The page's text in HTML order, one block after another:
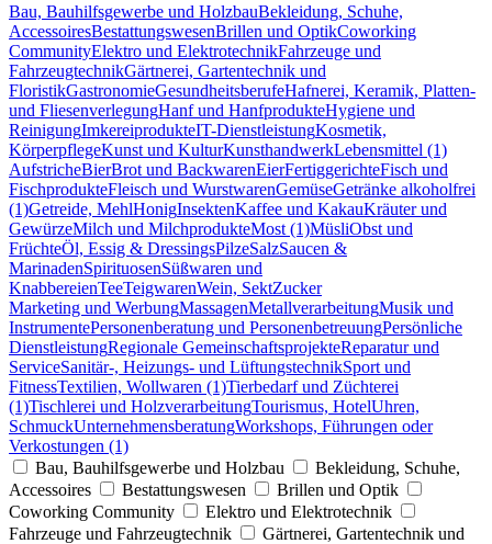
Bau, Bauhilfsgewerbe und HolzbauBekleidung, Schuhe,
AccessoiresBestattungswesenBrillen und OptikCoworking
CommunityElektro und ElektrotechnikFahrzeuge und
FahrzeugtechnikGärtnerei, Gartentechnik und
FloristikGastronomieGesundheitsberufeHafnerei, Keramik, Platten-
und FliesenverlegungHanf und HanfprodukteHygiene und
ReinigungImkereiprodukteIT-DienstleistungKosmetik,
KörperpflegeKunst und KulturKunsthandwerkLebensmittel (1)
AufstricheBierBrot und BackwarenEierFertiggerichteFisch und
FischprodukteFleisch und WurstwarenGemüseGetränke alkoholfrei
(1)Getreide, MehlHonigInsektenKaffee und KakauKräuter und
GewürzeMilch und MilchprodukteMost (1)MüsliObst und
FrüchteÖl, Essig & DressingsPilzeSalzSaucen &
MarinadenSpirituosenSüßwaren und
KnabbereienTeeTeigwarenWein, SektZucker
Marketing und WerbungMassagenMetallverarbeitungMusik und
InstrumentePersonenberatung und PersonenbetreuungPersönliche
DienstleistungRegionale GemeinschaftsprojekteReparatur und
ServiceSanitär-, Heizungs- und LüftungstechnikSport und
FitnessTextilien, Wollwaren (1)Tierbedarf und Züchterei
(1)Tischlerei und HolzverarbeitungTourismus, HotelUhren,
SchmuckUnternehmensberatungWorkshops, Führungen oder
Verkostungen (1)
Bau, Bauhilfsgewerbe und Holzbau
Bekleidung, Schuhe,
Accessoires
Bestattungswesen
Brillen und Optik
Coworking Community
Elektro und Elektrotechnik
Fahrzeuge und Fahrzeugtechnik
Gärtnerei, Gartentechnik und